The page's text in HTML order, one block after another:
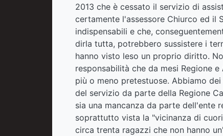
2013 che è cessato il servizio di
certamente l'assessore Chiurco ed il
indispensabili e che,
dirla tutta, potrebbero sussistere i
hanno visto leso un proprio diritto.
responsabilità che da mesi Regione
più o meno pretestuose. Abbiamo
del servizio da parte della Regione
sia una mancanza da parte dell'ente
soprattutto vista la "vicinanza di
circa trenta ragazzi che non hanno